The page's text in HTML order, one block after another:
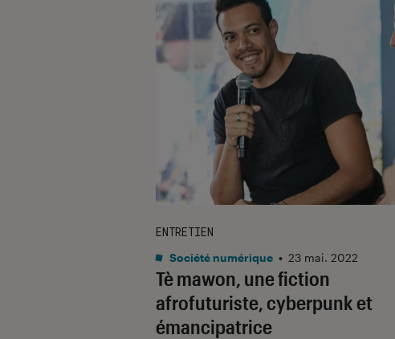
Tè mawon, une fiction
afrofuturiste, cyberpunk et
émancipatrice
ENTRETIEN
Société numérique • 23 mai. 2022